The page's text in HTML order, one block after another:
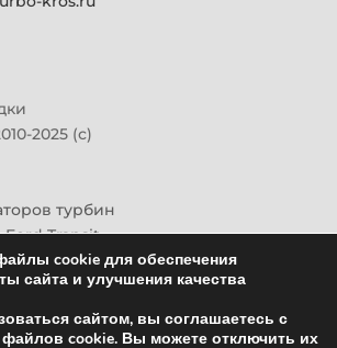
2025 (с)
турбин
Transit
CX-7
ГАЗон-Next
(Хино)
турбину
cookie для обеспечения
сайта и улучшения качества
сайтом, вы соглашаетесь с
cookie. Вы можете отключить их